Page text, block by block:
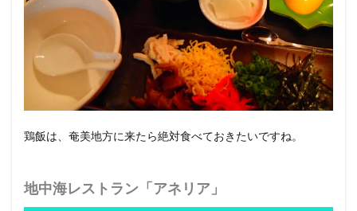
鶏飯は、奄美地方に来たら絶対食べておきたいですね。
地中海レストラン「アネリア」